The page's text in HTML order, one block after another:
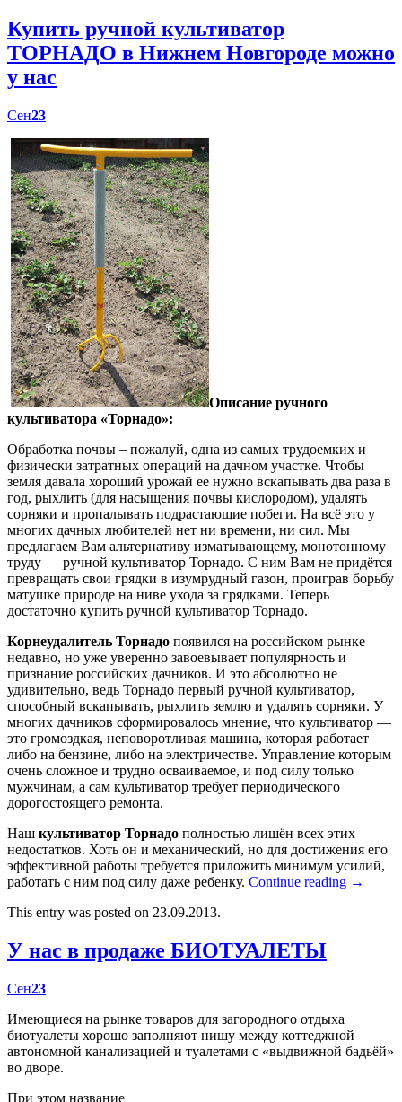
Купить ручной культиватор
ТОРНАДО в Нижнем Новгороде можно
у нас
Сен23
Описание ручного
культиватора «Торнадо»:
Обработка почвы – пожалуй, одна из самых трудоемких и
физически затратных операций на дачном участке. Чтобы
земля давала хороший урожай ее нужно вскапывать два раза в
год, рыхлить (для насыщения почвы кислородом), удалять
сорняки и пропалывать подрастающие побеги. На всё это у
многих дачных любителей нет ни времени, ни сил. Мы
предлагаем Вам альтернативу изматывающему, монотонному
труду — ручной культиватор Торнадо. С ним Вам не придётся
превращать свои грядки в изумрудный газон, проиграв борьбу
матушке природе на ниве ухода за грядками. Теперь
достаточно купить ручной культиватор Торнадо.
Корнеудалитель Торнадо появился на российском рынке
недавно, но уже уверенно завоевывает популярность и
признание российских дачников. И это абсолютно не
удивительно, ведь Торнадо первый ручной культиватор,
способный вскапывать, рыхлить землю и удалять сорняки. У
многих дачников сформировалось мнение, что культиватор —
это громоздкая, неповоротливая машина, которая работает
либо на бензине, либо на электричестве. Управление которым
очень сложное и трудно осваиваемое, и под силу только
мужчинам, а сам культиватор требует периодического
дорогостоящего ремонта.
Наш культиватор Торнадо полностью лишён всех этих
недостатков. Хоть он и механический, но для достижения его
эффективной работы требуется приложить минимум усилий,
работать с ним под силу даже ребенку. Continue reading →
This entry was posted on 23.09.2013.
У нас в продаже БИОТУАЛЕТЫ
Сен23
Имеющиеся на рынке товаров для загородного отдыха
биотуалеты хорошо заполняют нишу между коттеджной
автономной канализацией и туалетами с «выдвижной бадьёй»
во дворе.
При этом название